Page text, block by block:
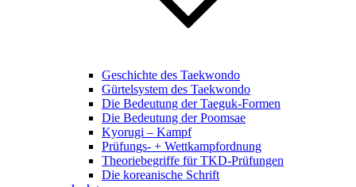
Geschichte des Taekwondo
Gürtelsystem des Taekwondo
Die Bedeutung der Taeguk-Formen
Die Bedeutung der Poomsae
Kyorugi – Kampf
Prüfungs- + Wettkampfordnung
Theoriebegriffe für TKD-Prüfungen
Die koreanische Schrift